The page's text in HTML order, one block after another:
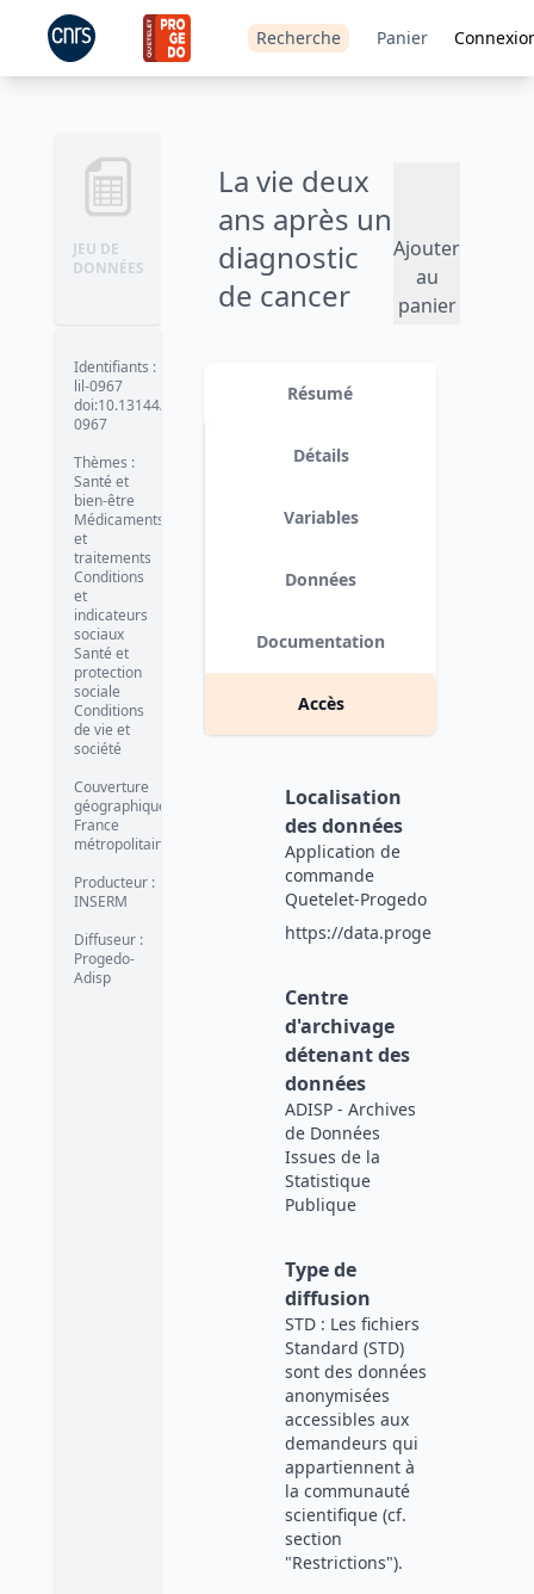
Recherche Panier
JEU DE
DONNÉES
La vie deux
ans après un
diagnostic
de cancer
Ajouter
au
panier
et QP_JOB35a_8) et 1 ajoutée
(QP_pf3bis). Le questionnaire et le
2015-07-28
Identifiants :
lil-0967
doi:10.13144/lil-
0967
Thèmes :
Santé et
bien-être
Médicaments
et
traitements
Conditions
et
indicateurs
sociaux
Santé et
protection
sociale
Conditions
de vie et
société
Couverture
géographique
France
métropolitaine
Producteur :
INSERM
Diffuseur :
Progedo-
Adisp
Résumé
Détails
Variables
Données
Documentation
Accès
Localisation
des données
Application de
commande
Quetelet-Progedo
https://data.progedo.fr
Centre
d'archivage
détenant des
données
ADISP - Archives
de Données
Issues de la
Statistique
Publique
Type de
diffusion
STD : Les fichiers
Standard (STD)
sont des données
anonymisées
accessibles aux
demandeurs qui
appartiennent à
la communauté
scientifique (cf.
section
"Restrictions").